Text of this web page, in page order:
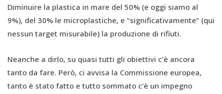
Diminuire la plastica in mare del 50% (e oggi siamo al
9%), del 30% le microplastiche, e “significativamente” (qui
nessun target misurabile) la produzione di rifiuti.
Neanche a dirlo, su quasi tutti gli obiettivi c’è ancora
tanto da fare. Però, ci avvisa la Commissione europea,
tanto è stato fatto e tutto sommato c’è un impegno